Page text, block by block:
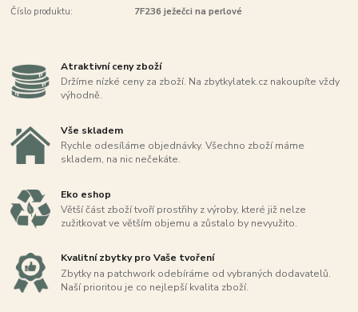
Číslo produktu: 7F236 ježečci na perlové
Atraktivní ceny zboží
Držíme nízké ceny za zboží. Na zbytkylatek.cz nakoupíte vždy
výhodně.
Vše skladem
Rychle odesíláme objednávky. Všechno zboží máme
skladem, na nic nečekáte.
Eko eshop
Větší část zboží tvoří prostřihy z výroby, které již nelze
zužitkovat ve větším objemu a zůstalo by nevyužito.
Kvalitní zbytky pro Vaše tvoření
Zbytky na patchwork odebíráme od vybraných dodavatelů.
Naší prioritou je co nejlepší kvalita zboží.